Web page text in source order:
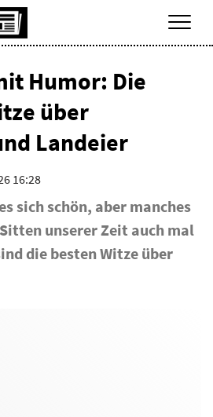
Humor: Die
über
Landeier
16:28
sich schön, aber manches
unserer Zeit auch mal
die besten Witze über